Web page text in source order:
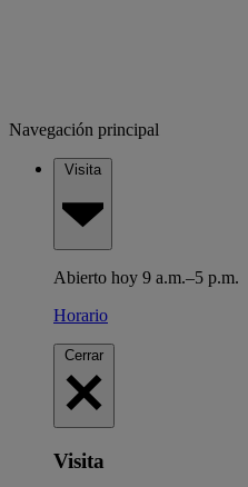
Navegación principal
Visita
Abierto hoy 9 a.m.–5 p.m.
Horario
Cerrar
Visita